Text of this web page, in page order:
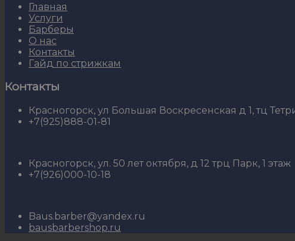
Главная
Услуги
Барберы
О нас
Контакты
Гайд по стрижкам
Контакты
Красногорск, ул Большая Воскресенская д 1, тц
+7(925)888-01-81
Красногорск, ул. 50 лет октября, д 12 трц Парк, 1 этаж
+7(926)000-10-18
Baus.barber@yandex.ru
bausbarbershop.ru